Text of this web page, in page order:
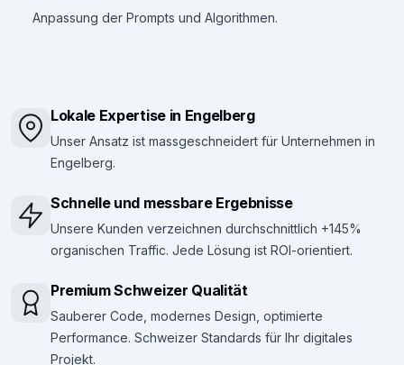
Anpassung der Prompts und Algorithmen.
Lokale Expertise in Engelberg
Unser Ansatz ist massgeschneidert für Unternehmen in
Engelberg.
Schnelle und messbare Ergebnisse
Unsere Kunden verzeichnen durchschnittlich +145%
organischen Traffic. Jede Lösung ist ROI-orientiert.
Premium Schweizer Qualität
Sauberer Code, modernes Design, optimierte
Performance. Schweizer Standards für Ihr digitales
Projekt.